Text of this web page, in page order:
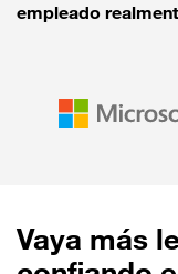
empleado
Vaya más